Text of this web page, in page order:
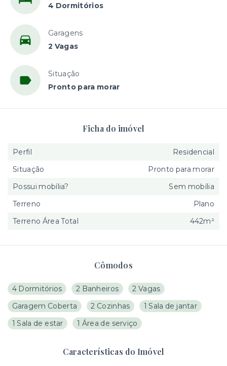
4 Dormitórios
Garagens
2 Vagas
Situação
Pronto para morar
Cômodos
4 Dormitórios 2 Banheiros
2 Vagas
Garagem Coberta
2 Cozinhas
1 Sala de jantar
1 Sala de estar
1 Área de serviço
Características do Imóvel
Ficha do imóvel
Perfil
Residencial
Situação
Pronto para morar
Possui mobília?
Sem mobília
Terreno
Plano
Terreno Área Total
442m²